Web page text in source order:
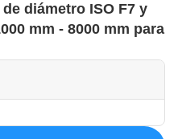
diámetro ISO F7 y
mm - 8000 mm para